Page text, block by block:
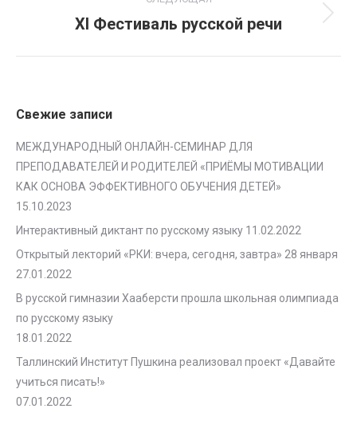
Next
XI Фестиваль русской речи
Свежие записи
МЕЖДУНАРОДНЫЙ ОНЛАЙН-СЕМИНАР ДЛЯ
ПРЕПОДАВАТЕЛЕЙ И РОДИТЕЛЕЙ «ПРИЁМЫ МОТИВАЦИИ
КАК ОСНОВА ЭФФЕКТИВНОГО ОБУЧЕНИЯ ДЕТЕЙ»
15.10.2023
Интерактивный диктант по русскому языку 11.02.2022
Открытый лекторий «РКИ: вчера, сегодня, завтра» 28 января
27.01.2022
В русской гимназии Хааберсти прошла школьная олимпиада
по русскому языку
18.01.2022
Таллинский Институт Пушкина реализовал проект «Давайте
учиться писать!»
07.01.2022